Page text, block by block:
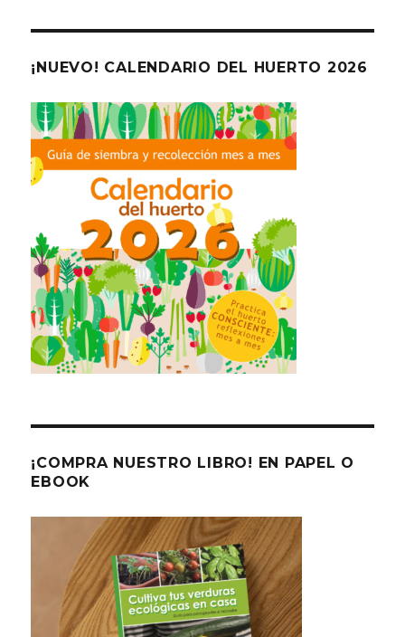
¡NUEVO! CALENDARIO DEL HUERTO 2026
¡COMPRA NUESTRO LIBRO! EN PAPEL O
EBOOK